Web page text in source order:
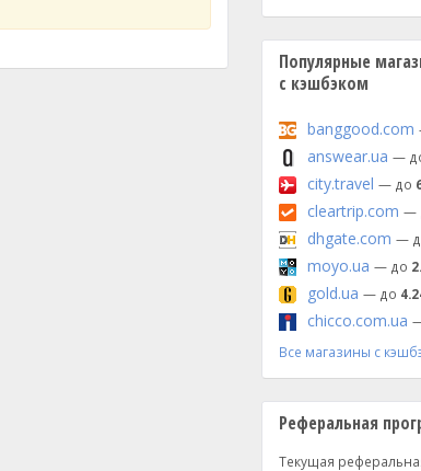
Популярные
с кэшбэком
banggood.com
answear.ua —
city.travel — до
cleartrip.com —
dhgate.com —
moyo.ua — до
gold.ua — до
chicco.com.ua
Все магазины с
Реферальная
Текущая